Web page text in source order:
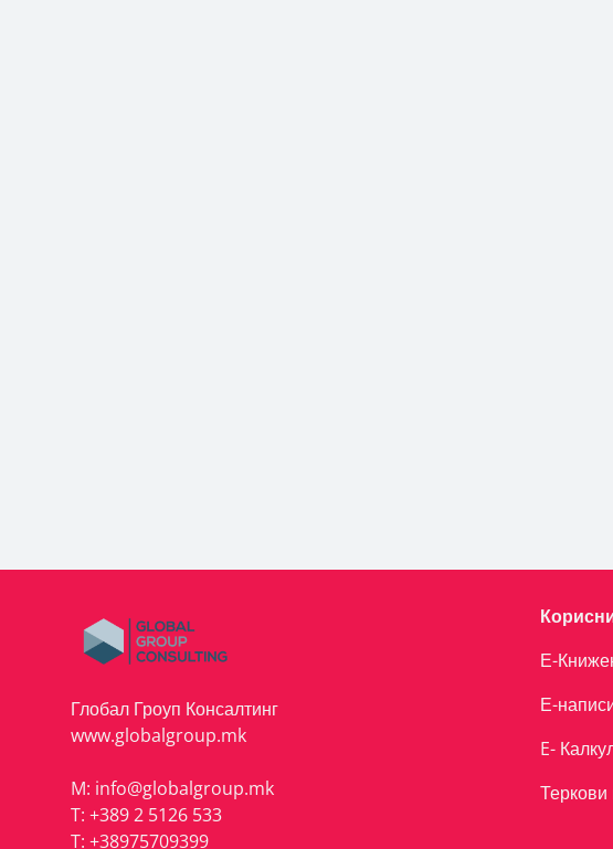
Глобал Гроуп Консалтинг
www.globalgroup.mk
M: info@globalgroup.mk
T: +389 2 5126 533
T: +38975709399
Е-
Е-
E-
Теркови